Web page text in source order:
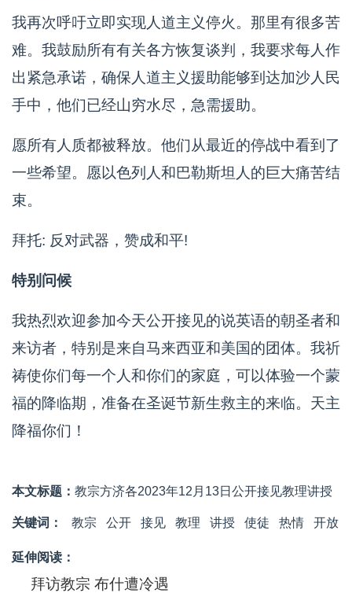
我再次呼吁立即实现人道主义停火。那里有很多苦
难。我鼓励所有有关各方恢复谈判，我要求每人作
出紧急承诺，确保人道主义援助能够到达加沙人民
手中，他们已经山穷水尽，急需援助。
愿所有人质都被释放。他们从最近的停战中看到了
一些希望。愿以色列人和巴勒斯坦人的巨大痛苦结
束。
拜托: 反对武器，赞成和平!
特别问候
我热烈欢迎参加今天公开接见的说英语的朝圣者和
来访者，特别是来自马来西亚和美国的团体。我祈
祷使你们每一个人和你们的家庭，可以体验一个蒙
福的降临期，准备在圣诞节新生救主的来临。天主
降福你们！
本文标题： 教宗方济各2023年12月13日公开接见教理讲授
关键词： 教宗 公开 接见 ​教理 讲授 使徒 热情 开放
延伸阅读：
拜访教宗 布什遭冷遇